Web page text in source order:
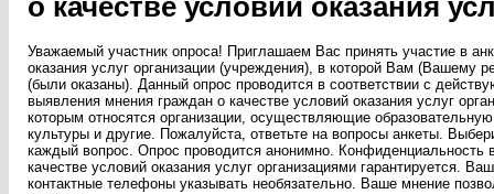
Уважаемый участник опроса! Приглашаем Вас принять участие в
оказания услуг организации (учреждения), в которой Вам (Вашему
(были оказаны). Данный опрос проводится в соответствии с
выявления мнения граждан о качестве условий оказания услуг
которым относятся организации, осуществляющие
культуры и другие. Пожалуйста, ответьте на вопросы анкеты.
каждый вопрос. Опрос проводится анонимно. Конфиденциальность
качестве условий оказания услуг организациями гарантируется.
контактные телефоны указывать необязательно. Ваше мнение